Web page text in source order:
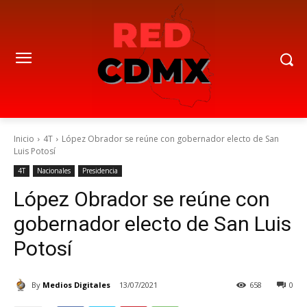
Inicio 4T
López Obrador se reúne con gobernador electo de San
Luis Potosí
4T Nacionales Presidencia
López Obrador se reúne con
gobernador electo de San Luis
Potosí
By Medios Digitales 13/07/2021 0
658